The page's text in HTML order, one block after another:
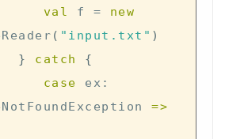
val
f =
new
( "input.txt" )
}
catch
{
case ex :
=>